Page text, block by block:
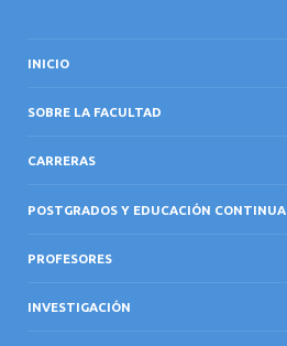
INICIO
SOBRE LA FACULTAD
CARRERAS
POSTGRADOS Y EDUCACIÓN CONTINUA
PROFESORES
INVESTIGACIÓN